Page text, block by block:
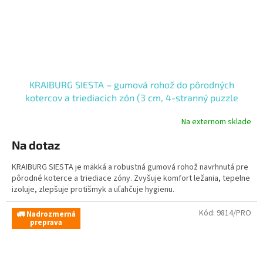
KRAIBURG SIESTA – gumová rohož do pôrodných
kotercov a triediacich zón (3 cm, 4-stranný puzzle
Na externom sklade
Na dotaz
KRAIBURG SIESTA je mäkká a robustná gumová rohož navrhnutá pre
pôrodné koterce a triediace zóny. Zvyšuje komfort ležania, tepelne
izoluje, zlepšuje protišmyk a uľahčuje hygienu.
🚛 Nadrozmerná
preprava
Kód: 9814/PRO